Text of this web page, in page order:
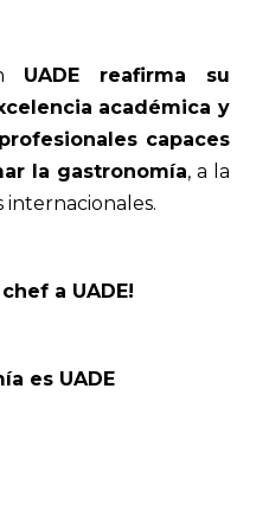
UADE reafirma su
académica y
capaces
la gastronomía, a la
internacionales.
a UADE!
es UADE